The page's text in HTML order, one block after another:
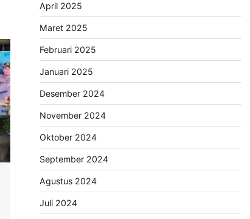
April 2025
Maret 2025
Februari 2025
Januari 2025
Desember 2024
November 2024
Oktober 2024
September 2024
Agustus 2024
Juli 2024